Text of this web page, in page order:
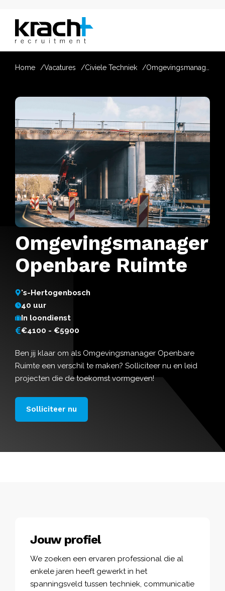
Home Vacatures Civiele Techniek
Omgevingsmanager
Openbare Ruimte
's-Hertogenbosch
40 uur
In loondienst
€4100 - €5900
Ben jij klaar om als Omgevingsmanager Openbare
Ruimte een verschil te maken? Solliciteer nu en leid
projecten die de toekomst vormgeven!
Solliciteer nu
Jouw profiel
We zoeken een ervaren professional die al
enkele jaren heeft gewerkt in het
spanningsveld tussen techniek, communicatie